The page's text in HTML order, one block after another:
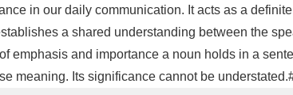
in our daily communication. It acts as a
a shared understanding between the
emphasis and importance a noun holds in a
meaning. Its significance cannot be